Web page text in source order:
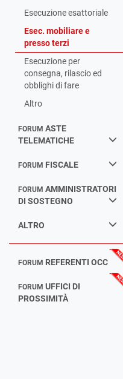
Esecuzione esattoriale
Esec. mobiliare e
presso terzi
Esecuzione per
consegna, rilascio ed
obblighi di fare
Altro
FORUM ASTE
TELEMATICHE
FORUM FISCALE
FORUM AMMINISTRATORI
DI SOSTEGNO
ALTRO
FORUM REFERENTI OCC
FORUM UFFICI DI
PROSSIMITÀ